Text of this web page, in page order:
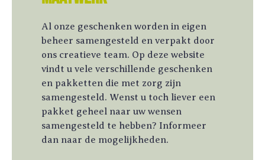
Al onze geschenken worden in eigen
beheer samengesteld en verpakt door
ons creatieve team. Op deze website
vindt u vele verschillende geschenken
en pakketten die met zorg zijn
samengesteld. Wenst u toch liever een
pakket geheel naar uw wensen
samengesteld te hebben? Informeer
dan naar de mogelijkheden.